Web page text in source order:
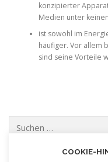
konzipierter
Medien unter
ist sowohl im
häufiger. Vor allem
sind seine Vorteile
nach:
COOKIE-